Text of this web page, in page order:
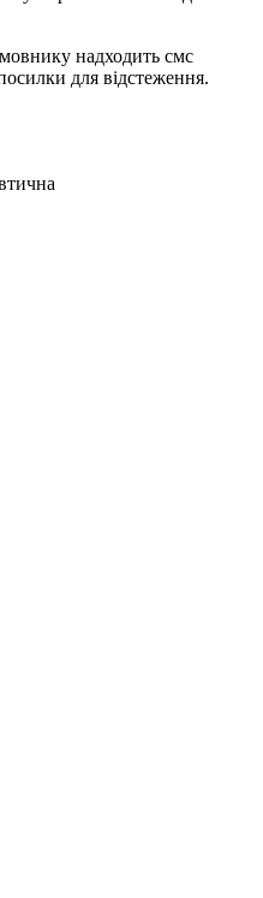
надходить смс
для відстеження.